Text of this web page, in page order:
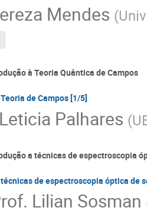
Mendes (
à Teoria Quântica de Campos
de Campos [1/5]
Leticia Palhares (
a técnicas de espectroscopia
de espectroscopia óptica de
Lilian Sosman